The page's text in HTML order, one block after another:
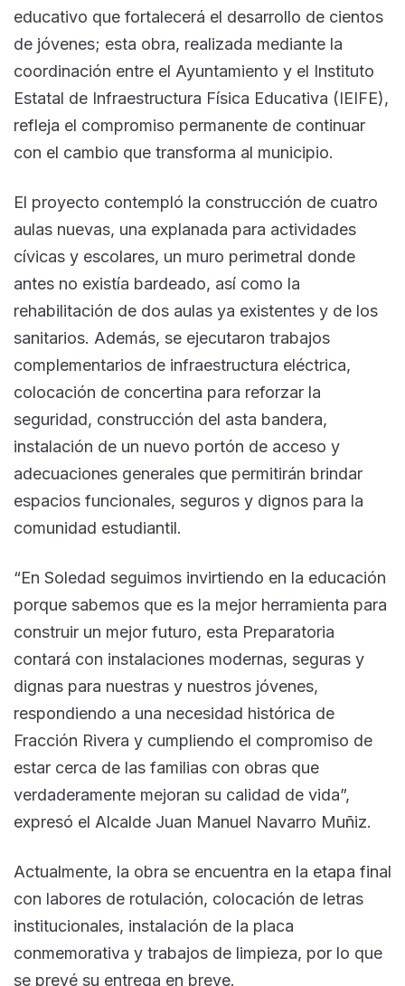
educativo que fortalecerá el desarrollo de cientos
de jóvenes; esta obra, realizada mediante la
coordinación entre el Ayuntamiento y el Instituto
Estatal de Infraestructura Física Educativa (IEIFE),
refleja el compromiso permanente de continuar
con el cambio que transforma al municipio.
El proyecto contempló la construcción de cuatro
aulas nuevas, una explanada para actividades
cívicas y escolares, un muro perimetral donde
antes no existía bardeado, así como la
rehabilitación de dos aulas ya existentes y de los
sanitarios. Además, se ejecutaron trabajos
complementarios de infraestructura eléctrica,
colocación de concertina para reforzar la
seguridad, construcción del asta bandera,
instalación de un nuevo portón de acceso y
adecuaciones generales que permitirán brindar
espacios funcionales, seguros y dignos para la
comunidad estudiantil.
“En Soledad seguimos invirtiendo en la educación
porque sabemos que es la mejor herramienta para
construir un mejor futuro, esta Preparatoria
contará con instalaciones modernas, seguras y
dignas para nuestras y nuestros jóvenes,
respondiendo a una necesidad histórica de
Fracción Rivera y cumpliendo el compromiso de
estar cerca de las familias con obras que
verdaderamente mejoran su calidad de vida”,
expresó el Alcalde Juan Manuel Navarro Muñiz.
Actualmente, la obra se encuentra en la etapa final
con labores de rotulación, colocación de letras
institucionales, instalación de la placa
conmemorativa y trabajos de limpieza, por lo que
se prevé su entrega en breve.